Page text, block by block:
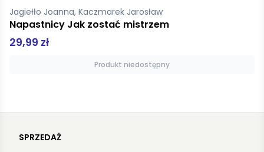
Fronia Rafał
Anatomia Góry
59,99 zł
Produkt niedostępny
SPRZEDAŻ